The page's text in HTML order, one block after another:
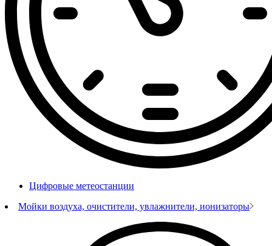
Цифровые метеостанции
Мойки воздуха, очистители, увлажнители, ионизаторы